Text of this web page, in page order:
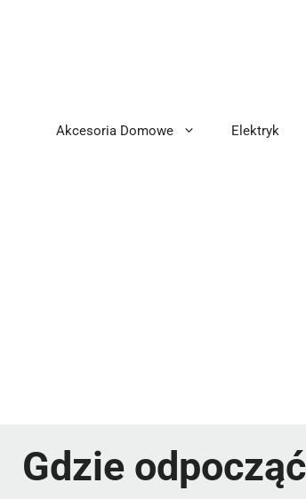
Akcesoria Domowe Elektryk
Gdzie